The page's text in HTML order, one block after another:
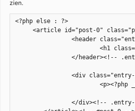
zien.
<?php else : ?>
<article id="post-0"